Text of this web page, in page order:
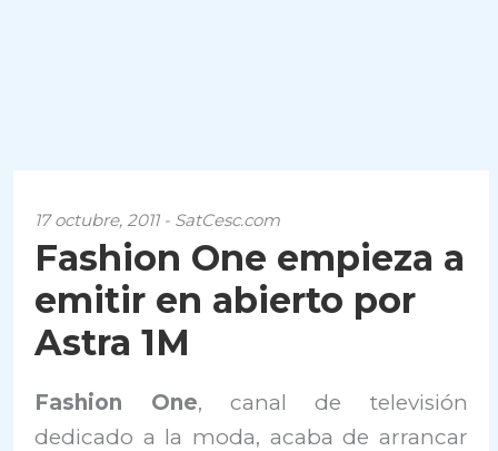
17 octubre, 2011 - SatCesc.com
Fashion One empieza a
emitir en abierto por
Astra 1M
Fashion One, canal de televisión
dedicado a la moda, acaba de arrancar